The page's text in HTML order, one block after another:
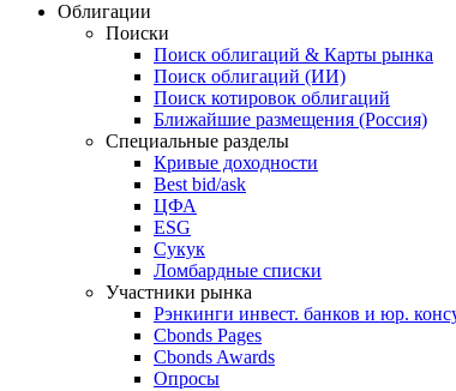
Облигации
Поиски
Поиск облигаций & Карты рынка
Поиск облигаций (ИИ)
Поиск котировок облигаций
Ближайшие размещения (Россия)
Специальные разделы
Кривые доходности
Best bid/ask
ЦФА
ESG
Сукук
Ломбардные списки
Участники рынка
Рэнкинги инвест. банков и юр.
Cbonds Pages
Cbonds Awards
Опросы